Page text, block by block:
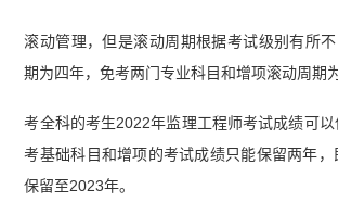
滚动管理，但是滚动周期根据考试级别有所
期为四年，免考两门专业科目和增项滚动周期
考全科的考生2022年监理工程师考试成绩可
考基础科目和增项的考试成绩只能保留两年
保留至2023年。